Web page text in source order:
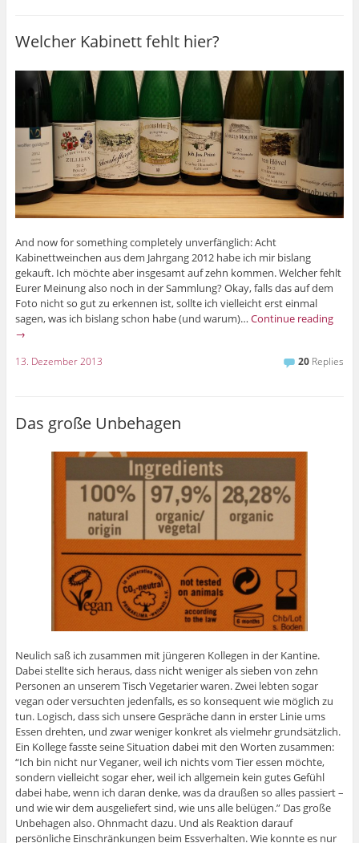
Welcher Kabinett fehlt hier?
And now for something completely unverfänglich: Acht
Kabinettweinchen aus dem Jahrgang 2012 habe ich mir bislang
gekauft. Ich möchte aber insgesamt auf zehn kommen. Welcher fehlt
Eurer Meinung also noch in der Sammlung? Okay, falls das auf dem
Foto nicht so gut zu erkennen ist, sollte ich vielleicht erst einmal
sagen, was ich bislang schon habe (und warum)… Continue reading
→
13. Dezember 2013 20 Replies
Das große Unbehagen
Neulich saß ich zusammen mit jüngeren Kollegen in der Kantine.
Dabei stellte sich heraus, dass nicht weniger als sieben von zehn
Personen an unserem Tisch Vegetarier waren. Zwei lebten sogar
vegan oder versuchten jedenfalls, es so konsequent wie möglich zu
tun. Logisch, dass sich unsere Gespräche dann in erster Linie ums
Essen drehten, und zwar weniger konkret als vielmehr grundsätzlich.
Ein Kollege fasste seine Situation dabei mit den Worten zusammen:
“Ich bin nicht nur Veganer, weil ich nichts vom Tier essen möchte,
sondern vielleicht sogar eher, weil ich allgemein kein gutes Gefühl
dabei habe, wenn ich daran denke, was da draußen so alles passiert –
und wie wir dem ausgeliefert sind, wie uns alle belügen.” Das große
Unbehagen also. Ohnmacht dazu. Und als Reaktion darauf
persönliche Einschränkungen beim Essverhalten. Wie konnte es nur